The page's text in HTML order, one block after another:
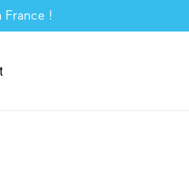
France !